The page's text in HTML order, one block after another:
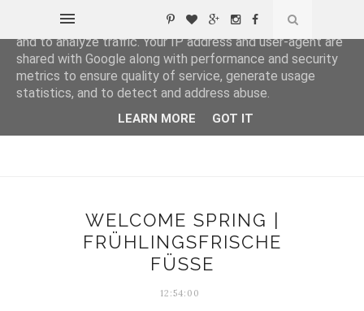
WELCOME SPRING |
FRÜHLINGSFRISCHE
FÜSSE
12:54:00
This site uses cookies from Google to deliver its services
and to analyze traffic. Your IP address and user-agent are
shared with Google along with performance and security
metrics to ensure quality of service, generate usage
statistics, and to detect and address abuse.
LEARN MORE GOT IT